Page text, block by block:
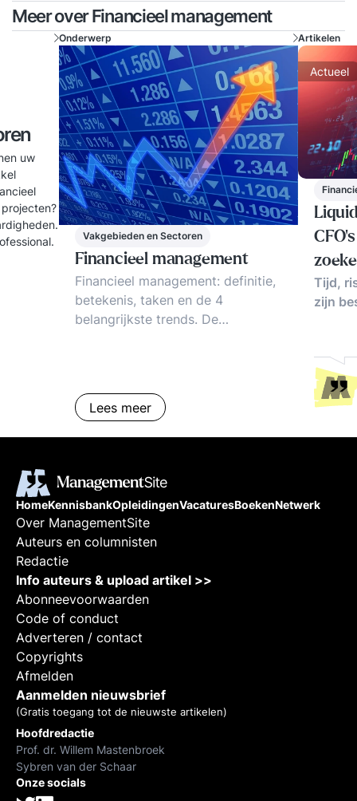
Meer over Financieel management
uw
Onderwerp
Vakgebieden en Sectoren
Financieel management
Financieel management: definitie,
betekenis, taken en de 4
belangrijkste trends. De
Lees meer
Artikelen
Actueel
Tijd,
zijn
HomeKennisbankOpleidingenVacaturesBoekenNetwerk
Over ManagementSite
Auteurs en columnisten
Redactie
Info auteurs & upload artikel >>
Abonneevoorwaarden
Code of conduct
Adverteren / contact
Copyrights
Afmelden
Aanmelden nieuwsbrief
(Gratis toegang tot de nieuwste artikelen)
Hoofdredactie
Prof. dr. Willem Mastenbroek
Sybren van der Schaar
Onze socials